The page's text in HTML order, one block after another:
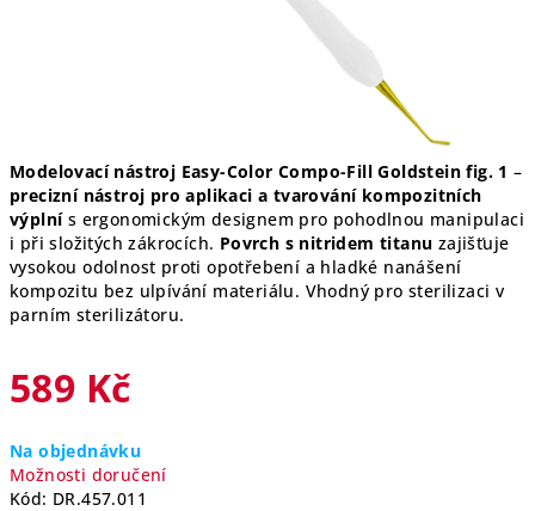
Modelovací nástroj Easy-Color Compo-Fill Goldstein fig. 1 –
precizní nástroj pro aplikaci a tvarování kompozitních
výplnís ergonomickým designem pro pohodlnou manipulaci
i při složitých zákrocích. Povrch s nitridem titanu zajišťuje
vysokou odolnost proti opotřebení a hladké nanášení
kompozitu bez ulpívání materiálu. Vhodný pro sterilizaci v
parním sterilizátoru.
589 Kč
cena:
Na objednávku
Možnosti doručení
Kód: DR.457.011